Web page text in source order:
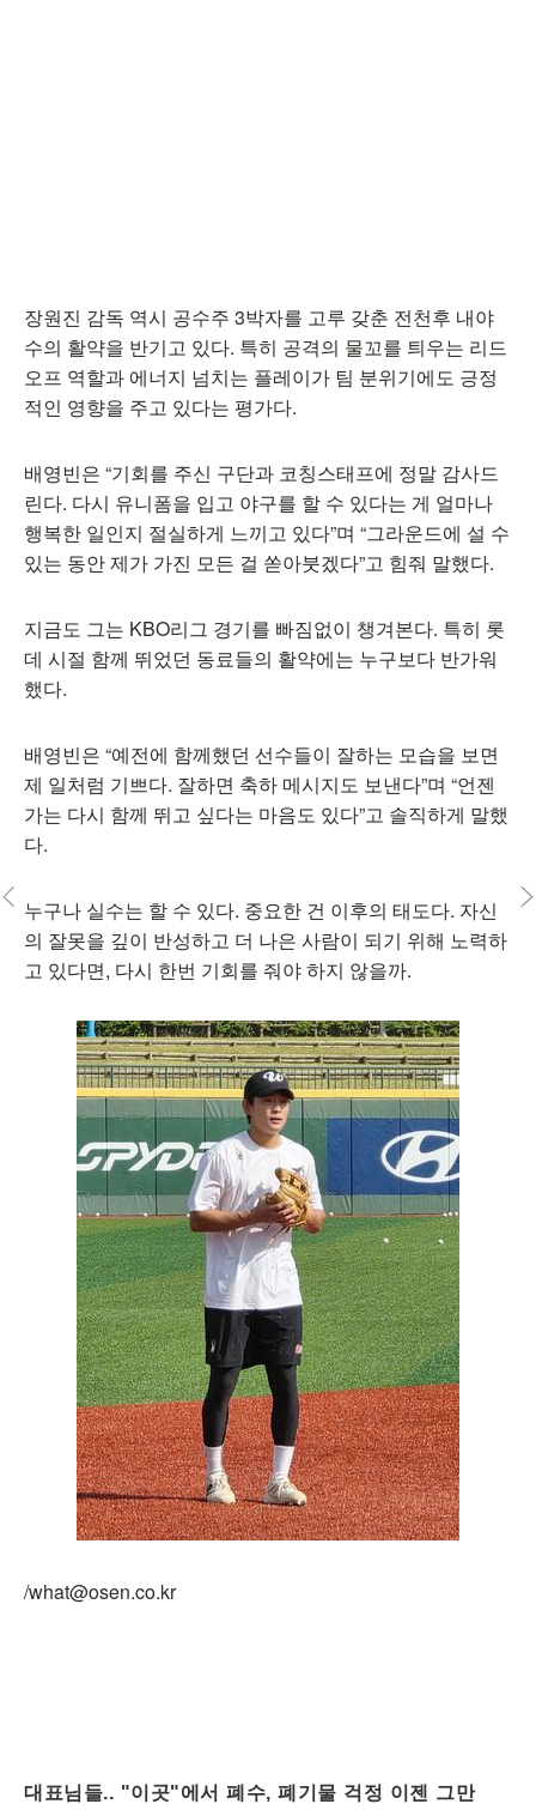
장원진 감독 역시 공수주 3박자를 고루 갖춘 전천후 내야
수의 활약을 반기고 있다. 특히 공격의 물꼬를 틔우는 리드
오프 역할과 에너지 넘치는 플레이가 팀 분위기에도 긍정
적인 영향을 주고 있다는 평가다.
배영빈은 “기회를 주신 구단과 코칭스태프에 정말 감사드
린다. 다시 유니폼을 입고 야구를 할 수 있다는 게 얼마나
행복한 일인지 절실하게 느끼고 있다”며 “그라운드에 설 수
있는 동안 제가 가진 모든 걸 쏟아붓겠다”고 힘줘 말했다.
지금도 그는 KBO리그 경기를 빠짐없이 챙겨본다. 특히 롯
데 시절 함께 뛰었던 동료들의 활약에는 누구보다 반가워
했다.
배영빈은 “예전에 함께했던 선수들이 잘하는 모습을 보면
제 일처럼 기쁘다. 잘하면 축하 메시지도 보낸다”며 “언젠
가는 다시 함께 뛰고 싶다는 마음도 있다”고 솔직하게 말했
다.
누구나 실수는 할 수 있다. 중요한 건 이후의 태도다. 자신
의 잘못을 깊이 반성하고 더 나은 사람이 되기 위해 노력하
고 있다면, 다시 한번 기회를 줘야 하지 않을까.
/what@osen.co.kr